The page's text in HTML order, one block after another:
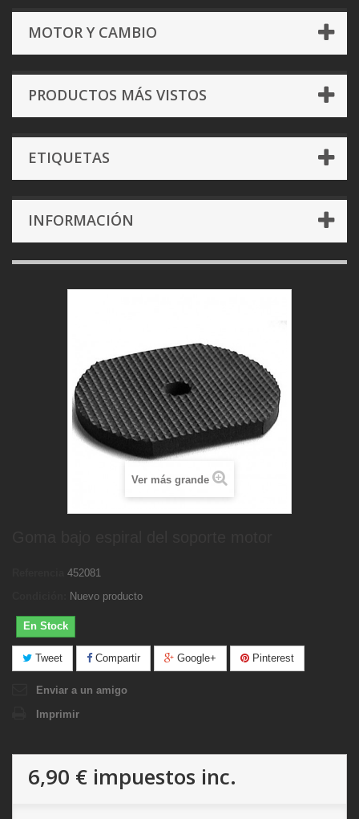
MOTOR Y CAMBIO
PRODUCTOS MÁS VISTOS
ETIQUETAS
INFORMACIÓN
Ver más grande
452081
Nuevo producto
En Stock
Tweet Compartir Google+ Pinterest
Enviar a un amigo
Imprimir
6,90 € impuestos inc.